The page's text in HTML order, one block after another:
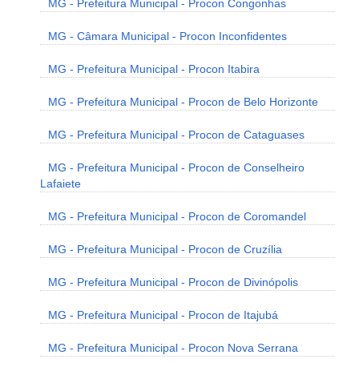
MG - Prefeitura Municipal - Procon Congonhas
MG - Câmara Municipal - Procon Inconfidentes
MG - Prefeitura Municipal - Procon Itabira
MG - Prefeitura Municipal - Procon de Belo Horizonte
MG - Prefeitura Municipal - Procon de Cataguases
MG - Prefeitura Municipal - Procon de Conselheiro
Lafaiete
MG - Prefeitura Municipal - Procon de Coromandel
MG - Prefeitura Municipal - Procon de Cruzília
MG - Prefeitura Municipal - Procon de Divinópolis
MG - Prefeitura Municipal - Procon de Itajubá
MG - Prefeitura Municipal - Procon Nova Serrana